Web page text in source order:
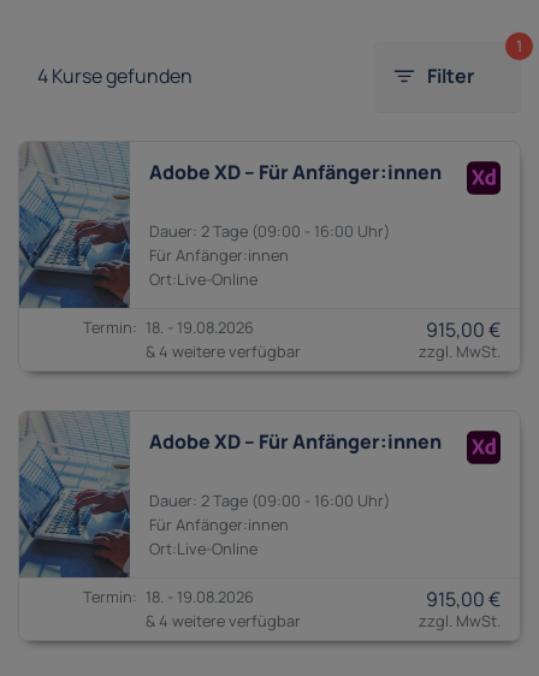
4Kurse gefunden Filter
1
Adobe XD – Für Anfänger:innen
2 Tage 09:00 - 16:00
Anfänger:innen
18. - 19.08.2026
& 4 weitere verfügbar
915,00 €
Adobe XD – Für Anfänger:innen
2 Tage 09:00 - 16:00
Anfänger:innen
18. - 19.08.2026
& 4 weitere verfügbar
915,00 €